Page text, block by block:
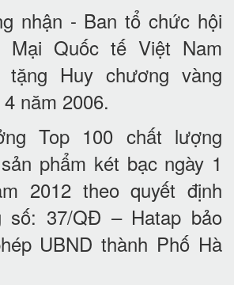
nhận - Ban tổ chức hội
Mại Quốc tế Việt Nam
tặng Huy chương vàng
năm 2006.
Top 100 chất lượng
phẩm két bạc ngày 1
2012 theo quyết định
số: 37/QĐ – Hatap bảo
UBND thành Phố Hà